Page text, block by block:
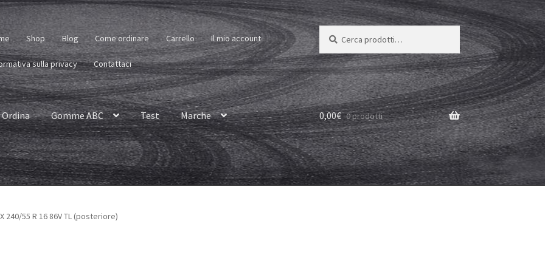
Shop Blog Come ordinare Carrello Il mio account
sulla privacy Contattaci
Cerca:
Cerca
Ordina Gomme ABC Test Marche 0,00€ 0 prodotti
240/55 R 16 86V TL (posteriore)